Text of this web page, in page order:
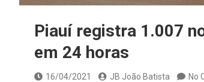
Piauí registra 1.007
em 24 horas
16/04/2021 JB João Batista No